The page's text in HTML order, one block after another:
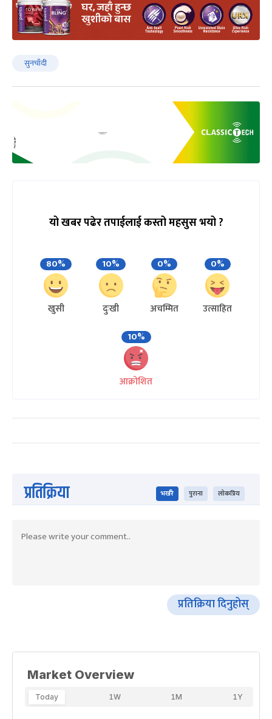
सुनचाँदी
यो खबर पढेर तपाईलाई कस्तो महसुस भयो ?
80%
खुसी
10%
दुःखी
0%
अचम्मित
0%
उत्साहित
10%
आक्रोशित
प्रतिक्रिया भर्खरै पुराना लोकप्रिय
प्रतिक्रिया दिनुहोस्